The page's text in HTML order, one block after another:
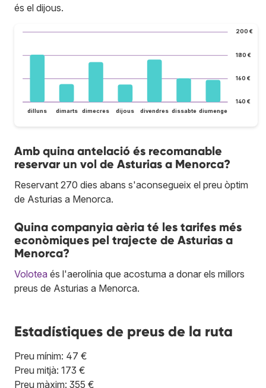
és el dijous.
140 €
160 €
180 €
200 €
dilluns dimarts dimecres dijous divendres dissabte diumenge
Amb quina antelació és recomanable
reservar un vol de Asturias a Menorca?
Reservant 270 dies abans s'aconsegueix el preu òptim
de Asturias a Menorca.
Quina companyia aèria té les tarifes més
econòmiques pel trajecte de Asturias a
Menorca?
Volotea és l'aerolínia que acostuma a donar els millors
preus de Asturias a Menorca.
Estadístiques de preus de la ruta
Preu mínim: 47 €
Preu mitjà: 173 €
Preu màxim: 355 €